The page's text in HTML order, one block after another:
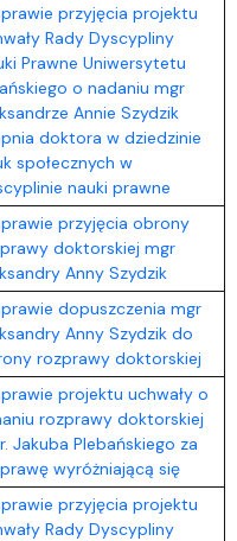
przyjęcia projektu
Rady Dyscypliny
Prawne Uniwersytetu
o nadaniu mgr
Annie Szydzik
doktora w dziedzinie
społecznych w
nauki prawne
przyjęcia obrony
doktorskiej mgr
Anny Szydzik
dopuszczenia mgr
Anny Szydzik do
rozprawy doktorskiej
projektu uchwały o
rozprawy doktorskiej
Jakuba Plebańskiego za
wyróżniającą się
przyjęcia projektu
Rady Dyscypliny